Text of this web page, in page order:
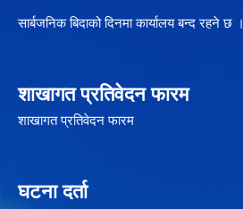
सार्बजनिक बिदाको दिनमा कार्यालय बन्द रहने छ ।
शाखागत प्रतिवेदन फारम
शाखागत प्रतिवेदन फारम
घटना दर्ता